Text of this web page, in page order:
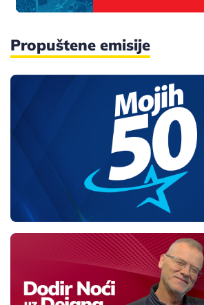
Propuštene emisije